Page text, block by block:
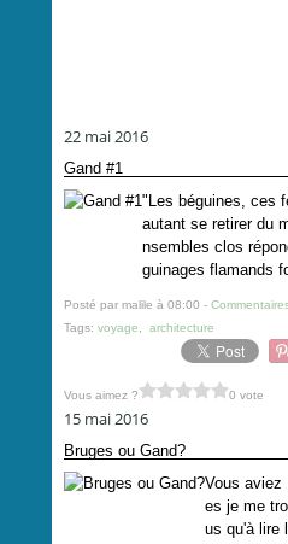
22 mai 2016
Gand #1
"Les béguines, ces
autant se retirer du
nsembles clos
guinages flamands
Posté par malile à 08:00 -
Tags: voyage architecture
Vous aimez ? 0 vote
15 mai 2016
Bruges ou Gand?
Vous aviez
es je me
us qu'à lire